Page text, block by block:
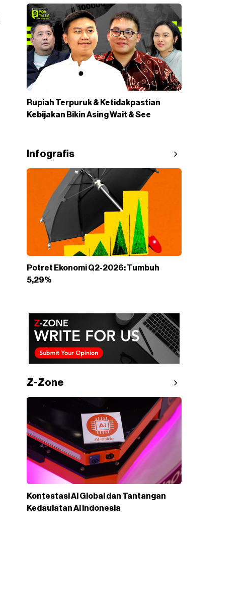
Rupiah Terpuruk & Ketidakpastian
Kebijakan Bikin Asing Wait & See
Infografis
Potret Ekonomi Q2-2026: Tumbuh
5,29%
Z-Zone
Kontestasi AI Global dan Tantangan
Kedaulatan AI Indonesia